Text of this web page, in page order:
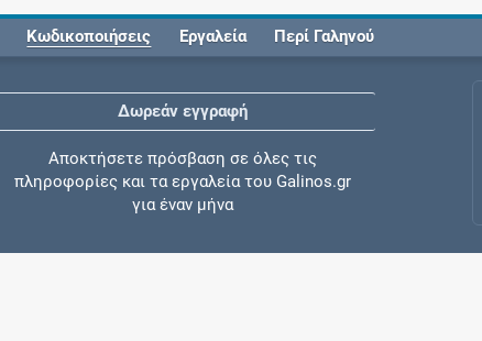
Κωδικοποιήσεις Εργαλεία Περί Γαληνού
Δωρεάν εγγραφή
Αποκτήσετε πρόσβαση σε όλες τις
πληροφορίες και τα εργαλεία του Galinos.gr
για έναν μήνα